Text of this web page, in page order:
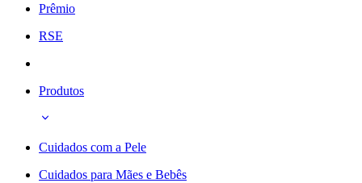
Prêmio
RSE
Produtos
Cuidados com a Pele
Cuidados para Mães e Bebês